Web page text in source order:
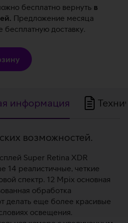
бесплатно вернуть в
Предложение месяца
бесплатную доставку.
информация
возможностей.
Super Retina XDR
14 реалистичные, четкие
спектр. 12 Mpix основная
обработка
делать еще более красивые
освещения.